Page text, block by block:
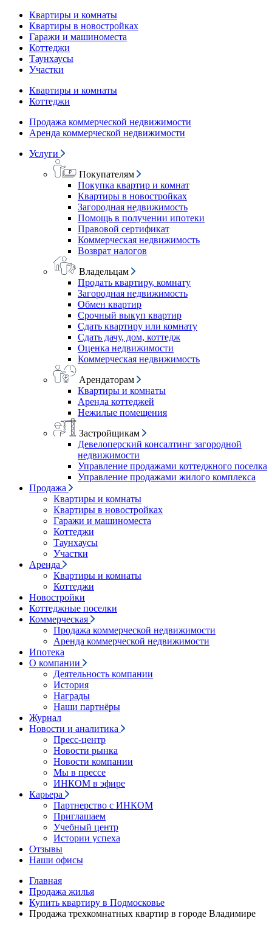
Квартиры и комнаты
Квартиры в новостройках
Гаражи и машиноместа
Коттеджи
Таунхаусы
Участки
Квартиры и комнаты
Коттеджи
Продажа коммерческой недвижимости
Аренда коммерческой недвижимости
Услуги
Покупателям
Покупка квартир и комнат
Квартиры в новостройках
Загородная недвижимость
Помощь в получении ипотеки
Правовой сертификат
Коммерческая недвижимость
Возврат налогов
Владельцам
Продать квартиру, комнату
Загородная недвижимость
Обмен квартир
Срочный выкуп квартир
Сдать квартиру или комнату
Сдать дачу, дом, коттедж
Оценка недвижимости
Коммерческая недвижимость
Арендаторам
Квартиры и комнаты
Аренда коттеджей
Нежилые помещения
Застройщикам
Девелоперский консалтинг загородной
недвижимости
Управление продажами коттеджного поселка
Управление продажами жилого комплекса
Продажа
Квартиры и комнаты
Квартиры в новостройках
Гаражи и машиноместа
Коттеджи
Таунхаусы
Участки
Аренда
Квартиры и комнаты
Коттеджи
Новостройки
Коттеджные поселки
Коммерческая
Продажа коммерческой недвижимости
Аренда коммерческой недвижимости
Ипотека
О компании
Деятельность компании
История
Награды
Наши партнёры
Журнал
Новости и аналитика
Пресс-центр
Новости рынка
Новости компании
Мы в прессе
ИНКОМ в эфире
Карьера
Партнерство с ИНКОМ
Приглашаем
Учебный центр
Истории успеха
Отзывы
Наши офисы
Главная
Продажа жилья
Купить квартиру в Подмосковье
Продажа трехкомнатных квартир в городе Владимире